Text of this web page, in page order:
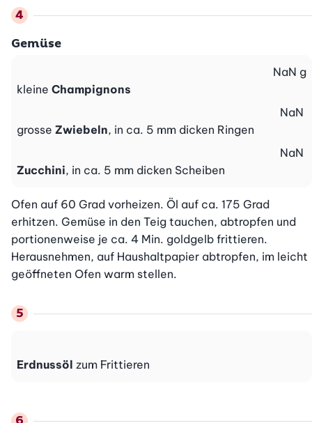
Gemüse
kleine Champignons
NaN g
grosse Zwiebeln, in ca. 5 mm dicken Ringen
NaN
Zucchini, in ca. 5 mm dicken Scheiben
NaN
Ofen auf 60 Grad vorheizen. Öl auf ca. 175 Grad
erhitzen. Gemüse in den Teig tauchen, abtropfen und
portionenweise je ca. 4 Min. goldgelb frittieren.
Herausnehmen, auf Haushaltpapier abtropfen, im leicht
geöffneten Ofen warm stellen.
Erdnussöl zum Frittieren